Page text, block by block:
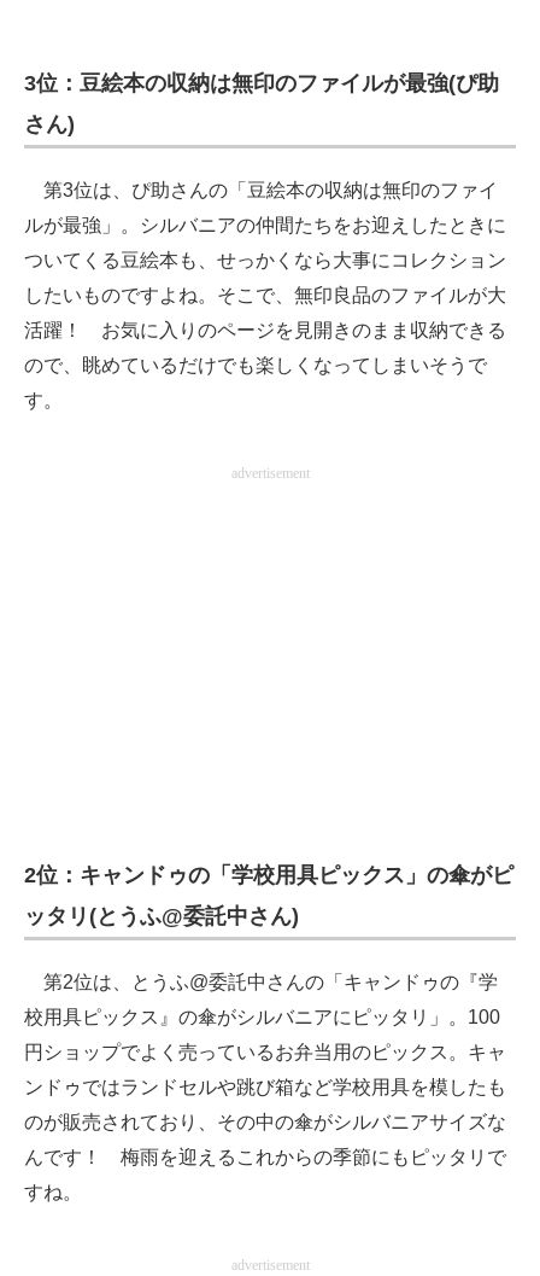
IT製品の技術・比較・事例
モノづくり技術者専門サイト
エレクトロニクス専門サイト
電子設計の基本と応用
エネルギーの専門メディア
ちょっと気になるネットの話題
3位：豆絵本の収納は無印のファイルが最強(ぴ助
さん)
第3位は、ぴ助さんの「豆絵本の収納は無印のファイ
ルが最強」。シルバニアの仲間たちをお迎えしたときに
ついてくる豆絵本も、せっかくなら大事にコレクション
したいものですよね。そこで、無印良品のファイルが大
活躍！ お気に入りのページを見開きのまま収納できる
ので、眺めているだけでも楽しくなってしまいそうで
す。
advertisement
2位：キャンドゥの「学校用具ピックス」の傘がピ
ッタリ(とうふ@委託中さん)
第2位は、とうふ@委託中さんの「キャンドゥの『学
校用具ピックス』の傘がシルバニアにピッタリ」。100
円ショップでよく売っているお弁当用のピックス。キャ
ンドゥではランドセルや跳び箱など学校用具を模したも
のが販売されており、その中の傘がシルバニアサイズな
んです！ 梅雨を迎えるこれからの季節にもピッタリで
すね。
advertisement